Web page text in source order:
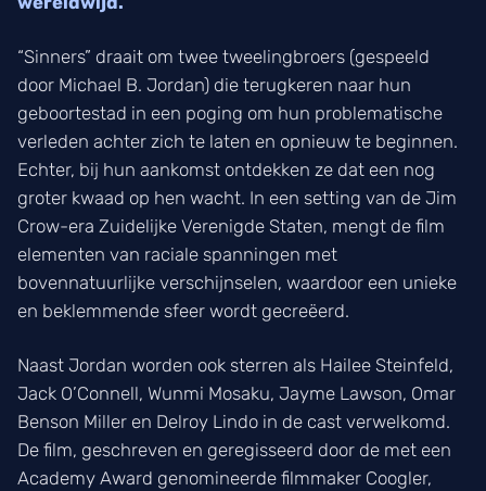
“Sinners” draait om twee tweelingbroers (gespeeld
door Michael B. Jordan) die terugkeren naar hun
geboortestad in een poging om hun problematische
verleden achter zich te laten en opnieuw te beginnen.
Echter, bij hun aankomst ontdekken ze dat een nog
groter kwaad op hen wacht. In een setting van de Jim
Crow-era Zuidelijke Verenigde Staten, mengt de film
elementen van raciale spanningen met
bovennatuurlijke verschijnselen, waardoor een unieke
en beklemmende sfeer wordt gecreëerd.
Naast Jordan worden ook sterren als Hailee Steinfeld,
Jack O’Connell, Wunmi Mosaku, Jayme Lawson, Omar
Benson Miller en Delroy Lindo in de cast verwelkomd.
De film, geschreven en geregisseerd door de met een
Academy Award genomineerde filmmaker Coogler,